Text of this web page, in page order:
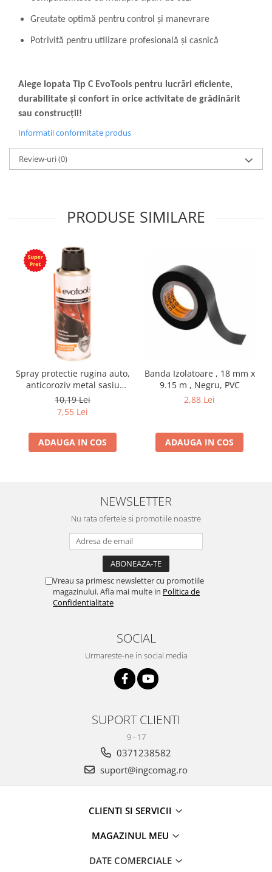
Greutate optimă pentru control și manevrare
Potrivită pentru utilizare profesională și casnică
Alege lopata Tip C EvoTools pentru lucrări eficiente,
durabilitate și confort în orice activitate de grădinărit
sau construcții!
Informatii conformitate produs
Review-uri(0)
PRODUSE SIMILARE
Spray protectie rugina auto,
anticoroziv metal sasiu
praguri usi aerosol, 200 ml
10,19 Lei
7,55 Lei
ADAUGA IN COS
Banda Izolatoare , 18 mm x
9.15 m , Negru, PVC
2,88 Lei
ADAUGA IN COS
NEWSLETTER
Nu rata ofertele si promotiile noastre
Vreau sa primesc newsletter cu promotiile
magazinului. Afla mai multe in Politica de
Confidentialitate
SOCIAL
Urmareste-ne in social media
SUPORT CLIENTI
9 - 17
0371238582
suport@ingcomag.ro
CLIENTI SI SERVICII
MAGAZINUL MEU
DATE COMERCIALE